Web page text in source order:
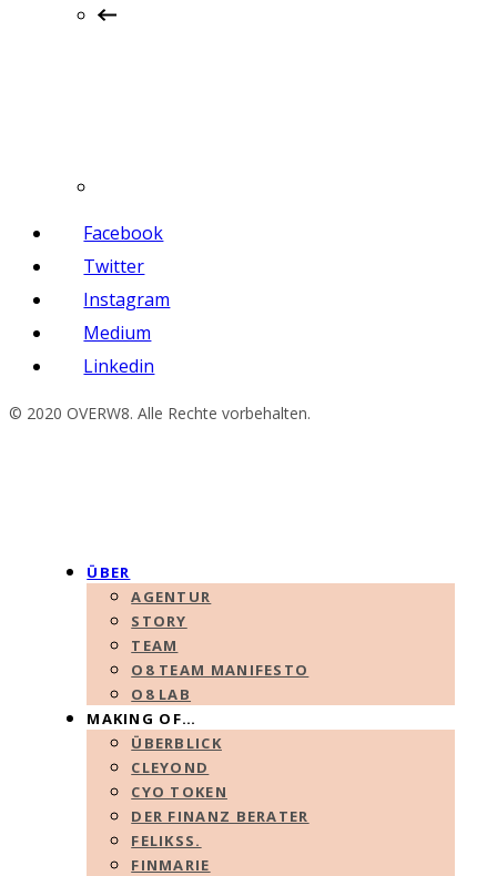
Facebook
Twitter
Instagram
Medium
Linkedin
© 2020 OVERW8. Alle Rechte vorbehalten.
ÜBER
AGENTUR
STORY
TEAM
O8 TEAM MANIFESTO
O8 LAB
MAKING OF…
ÜBERBLICK
CLEYOND
CYO TOKEN
DER FINANZ BERATER
FELIKSS.
FINMARIE